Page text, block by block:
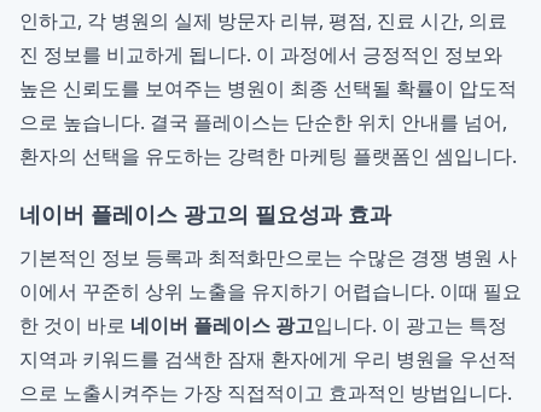
인하고, 각 병원의 실제 방문자 리뷰, 평점, 진료 시간, 의료
진 정보를 비교하게 됩니다. 이 과정에서 긍정적인 정보와
높은 신뢰도를 보여주는 병원이 최종 선택될 확률이 압도적
으로 높습니다. 결국 플레이스는 단순한 위치 안내를 넘어,
환자의 선택을 유도하는 강력한 마케팅 플랫폼인 셈입니다.
네이버 플레이스 광고의 필요성과 효과
기본적인 정보 등록과 최적화만으로는 수많은 경쟁 병원 사
이에서 꾸준히 상위 노출을 유지하기 어렵습니다. 이때 필요
한 것이 바로 네이버 플레이스 광고입니다. 이 광고는 특정
지역과 키워드를 검색한 잠재 환자에게 우리 병원을 우선적
으로 노출시켜주는 가장 직접적이고 효과적인 방법입니다.